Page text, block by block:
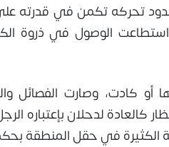
تحركه تكمن في قدرته على
الوصول في ذروة
أو كادت، وصارت الفصائل
كالعادة لدحلان بإعتباره
الكثيرة في حقل المنطقة